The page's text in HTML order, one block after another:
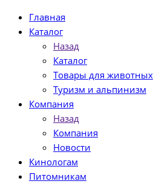
Главная
Каталог
Назад
Каталог
Товары для животных
Туризм и альпинизм
Компания
Назад
Компания
Новости
Кинологам
Питомникам